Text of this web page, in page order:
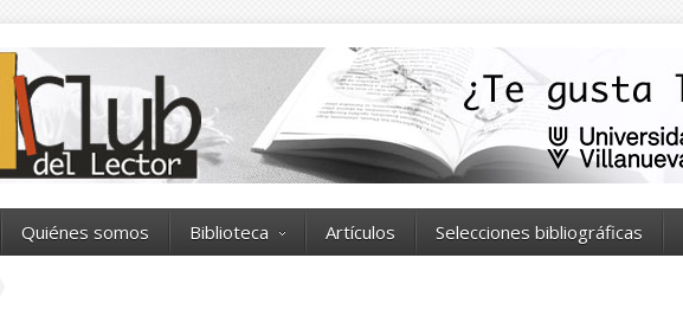
Quiénes somos Biblioteca Artículos Selecciones bibliográficas